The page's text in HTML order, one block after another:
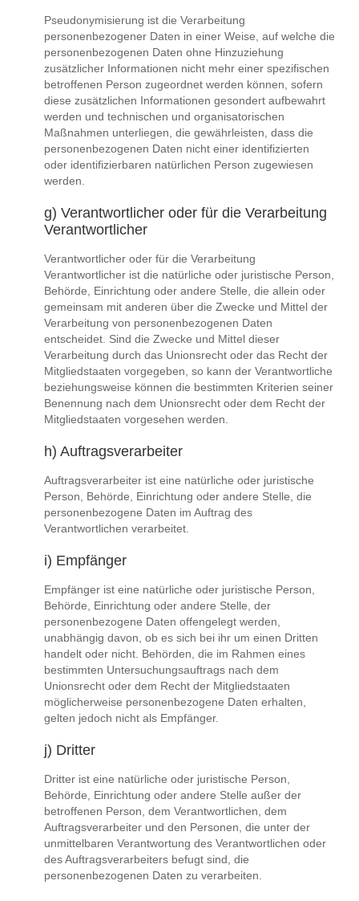
Pseudonymisierung ist die Verarbeitung
personenbezogener Daten in einer Weise, auf welche die
personenbezogenen Daten ohne Hinzuziehung
zusätzlicher Informationen nicht mehr einer spezifischen
betroffenen Person zugeordnet werden können, sofern
diese zusätzlichen Informationen gesondert aufbewahrt
werden und technischen und organisatorischen
Maßnahmen unterliegen, die gewährleisten, dass die
personenbezogenen Daten nicht einer identifizierten
oder identifizierbaren natürlichen Person zugewiesen
werden.
g) Verantwortlicher oder für die Verarbeitung
Verantwortlicher
Verantwortlicher oder für die Verarbeitung
Verantwortlicher ist die natürliche oder juristische Person,
Behörde, Einrichtung oder andere Stelle, die allein oder
gemeinsam mit anderen über die Zwecke und Mittel der
Verarbeitung von personenbezogenen Daten
entscheidet. Sind die Zwecke und Mittel dieser
Verarbeitung durch das Unionsrecht oder das Recht der
Mitgliedstaaten vorgegeben, so kann der Verantwortliche
beziehungsweise können die bestimmten Kriterien seiner
Benennung nach dem Unionsrecht oder dem Recht der
Mitgliedstaaten vorgesehen werden.
h) Auftragsverarbeiter
Auftragsverarbeiter ist eine natürliche oder juristische
Person, Behörde, Einrichtung oder andere Stelle, die
personenbezogene Daten im Auftrag des
Verantwortlichen verarbeitet.
i) Empfänger
Empfänger ist eine natürliche oder juristische Person,
Behörde, Einrichtung oder andere Stelle, der
personenbezogene Daten offengelegt werden,
unabhängig davon, ob es sich bei ihr um einen Dritten
handelt oder nicht. Behörden, die im Rahmen eines
bestimmten Untersuchungsauftrags nach dem
Unionsrecht oder dem Recht der Mitgliedstaaten
möglicherweise personenbezogene Daten erhalten,
gelten jedoch nicht als Empfänger.
j) Dritter
Dritter ist eine natürliche oder juristische Person,
Behörde, Einrichtung oder andere Stelle außer der
betroffenen Person, dem Verantwortlichen, dem
Auftragsverarbeiter und den Personen, die unter der
unmittelbaren Verantwortung des Verantwortlichen oder
des Auftragsverarbeiters befugt sind, die
personenbezogenen Daten zu verarbeiten.